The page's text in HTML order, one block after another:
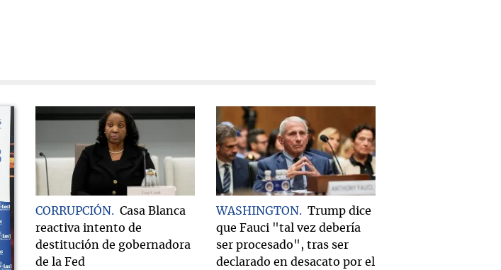
CORRUPCIÓN
Casa Blanca
reactiva intento de
destitución de gobernadora
de la Fed
WASHINGTON
Trump dice
que Fauci "tal vez debería
ser procesado", tras ser
declarado en desacato por el